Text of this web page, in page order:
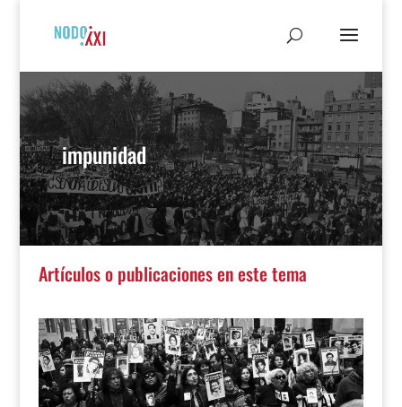
impunidad
Artículos o publicaciones en este tema